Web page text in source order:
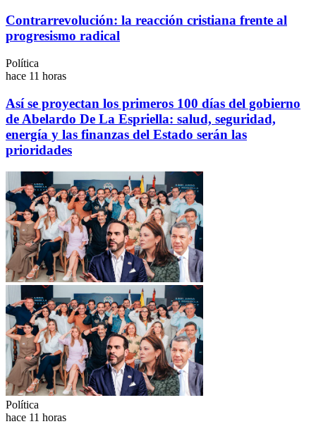
Contrarrevolución: la reacción cristiana frente al
progresismo radical
Política
hace 11 horas
Así se proyectan los primeros 100 días del gobierno
de Abelardo De La Espriella: salud, seguridad,
energía y las finanzas del Estado serán las
prioridades
Política
hace 11 horas